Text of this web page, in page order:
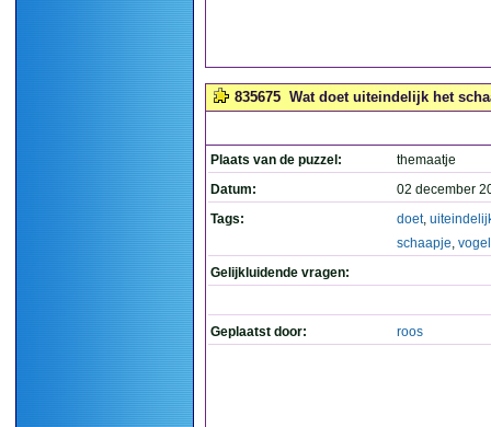
835675 Wat doet uiteindelijk het
Plaats van de puzzel:
themaatje
Datum:
02 december
Tags:
doet,
schaapje,
Gelijkluidende vragen:
Geplaatst door: roos